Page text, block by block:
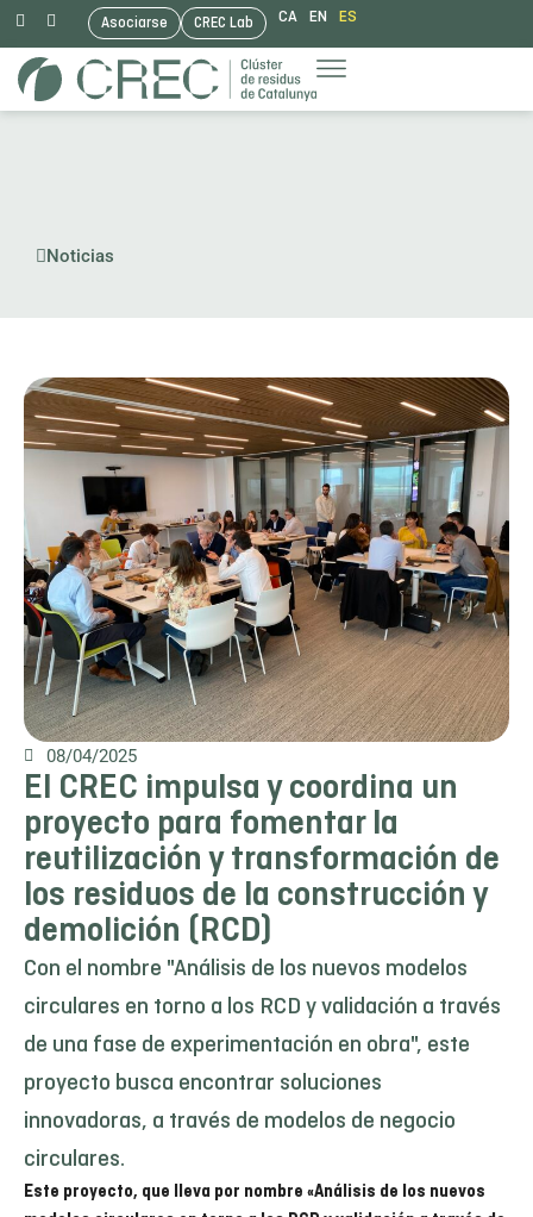
Saltar
al
Asociarse CREC Lab CA EN ES
Noticias
08/04/2025
El CREC impulsa y coordina un
proyecto para fomentar la
reutilización y transformación de
los residuos de la construcción y
demolición (RCD)
Con el nombre "Análisis de los nuevos modelos
circulares en torno a los RCD y validación a través
de una fase de experimentación en obra", este
proyecto busca encontrar soluciones
innovadoras, a través de modelos de negocio
circulares.
Este proyecto, que lleva por nombre «Análisis de los nuevos